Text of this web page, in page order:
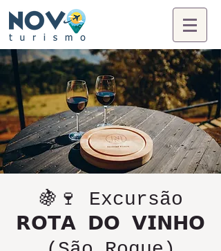
🍇🍷 Excursão
𝗥𝗢𝗧𝗔 𝗗𝗢 𝗩𝗜𝗡𝗛𝗢